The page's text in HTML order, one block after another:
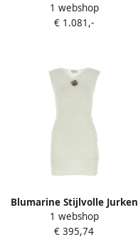
White Dames
1 webshop
€ 1.081,-
Blumarine Stijlvolle Jurken
White Dames
1 webshop
€ 395,74